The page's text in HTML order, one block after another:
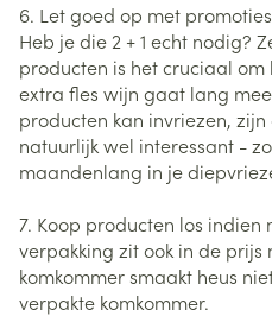
6. Let goed op met
Heb je die 2 + 1 echt nodig?
producten is het cruciaal om
extra fles wijn gaat lang
producten kan invriezen,
natuurlijk wel interessant -
maandenlang in je
7. Koop producten los indien
verpakking zit ook in de prijs
komkommer smaakt heus
verpakte komkommer.